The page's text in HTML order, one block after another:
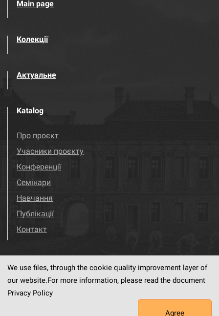
Main page
Колекції
Актуальне
Katalog
Про проєкт
Учасники проєкту
Конференції
Семінари
Навчання
Публікації
Контакт
Visit us! Facebook
We use files, through the cookie quality improvement layer of
our website.For more information, please read the document
Privacy Policy
Agree